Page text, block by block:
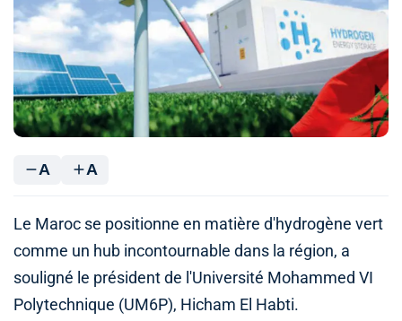
A A
Le Maroc se positionne en matière d'hydrogène vert
comme un hub incontournable dans la région, a
souligné le président de l'Université Mohammed VI
Polytechnique (UM6P), Hicham El Habti.